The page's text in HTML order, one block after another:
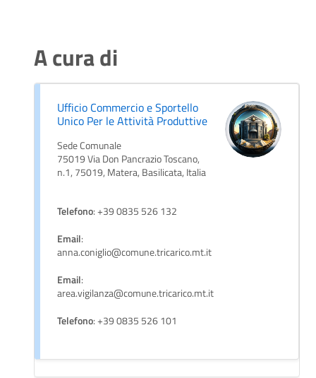
A cura di
Ufficio Commercio e Sportello
Unico Per le Attività Produttive
Sede Comunale
75019 Via Don Pancrazio Toscano,
n.1, 75019, Matera, Basilicata, Italia
Telefono: +39 0835 526 132
Email:
anna.coniglio@comune.tricarico.mt.it
Email:
area.vigilanza@comune.tricarico.mt.it
Telefono: +39 0835 526 101